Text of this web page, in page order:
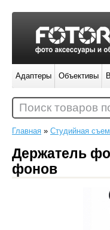
Главная » Студийная
Держатель
фонов
Адаптеры Объективы
Поиск товаров